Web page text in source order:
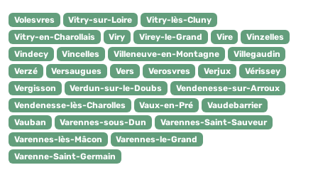
Volesvres Vitry-sur-Loire
Vitry-lès-Cluny
Vitry-en-Charollais
Viry Virey-le-Grand Vire
Vinzelles
Vindecy
Vincelles Villeneuve-en-Montagne
Villegaudin
Verzé
Versaugues Vers Verosvres Verjux
Vérissey
Vergisson
Verdun-sur-le-Doubs
Vendenesse-sur-Arroux
Vendenesse-lès-Charolles
Vaux-en-Pré
Vaudebarrier
Vauban
Varennes-sous-Dun
Varennes-Saint-Sauveur
Varennes-lès-Mâcon
Varennes-le-Grand
Varenne-Saint-Germain